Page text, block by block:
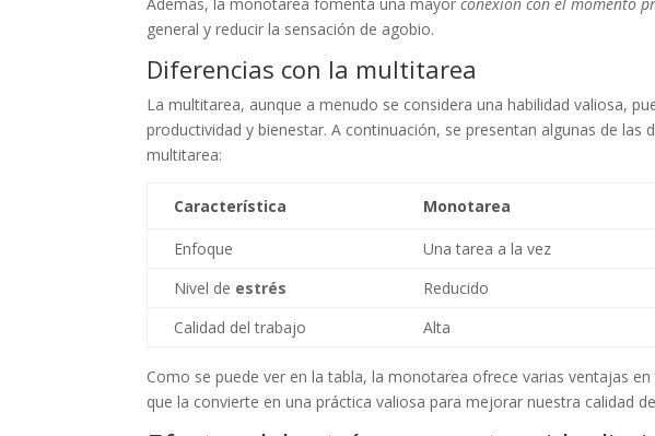
Además, la monotarea fomenta una mayorconexión con el momento
general y reducir la sensación de agobio.
Diferencias con la multitarea
La multitarea, aunque a menudo se considera una habilidad valiosa,
productividad y bienestar. A continuación, se presentan algunas de las
multitarea:
Característica Monotarea
Enfoque Una tarea a la vez
Nivel de estrés Reducido
Calidad del trabajo
Alta
Como se puede ver en la tabla, la monotarea ofrece varias ventajas
que la convierte en una práctica valiosa para mejorar nuestra calidad